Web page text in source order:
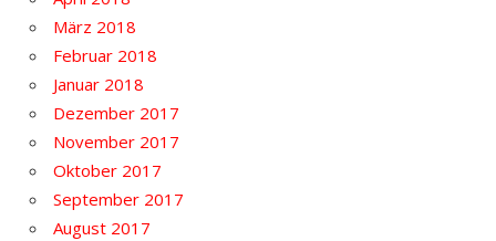
März 2018
Februar 2018
Januar 2018
Dezember 2017
November 2017
Oktober 2017
September 2017
August 2017